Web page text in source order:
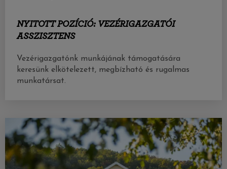
NYITOTT POZÍCIÓ: VEZÉRIGAZGATÓI
ASSZISZTENS
Vezérigazgatónk munkájának támogatására
keresünk elkötelezett, megbízható és rugalmas
munkatársat.